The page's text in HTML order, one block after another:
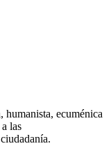
ecuménica
las